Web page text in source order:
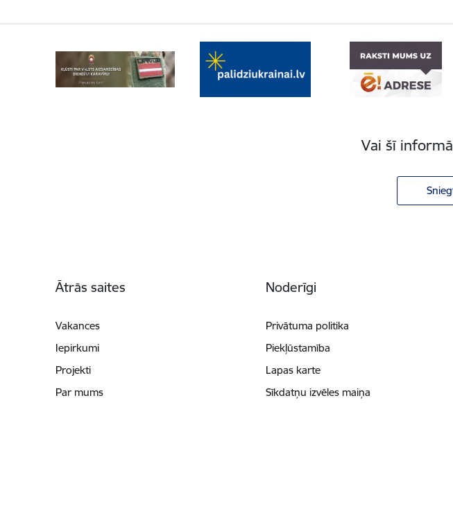
Vai šī
Ātrās saites
Vakances
Iepirkumi
Projekti
Par mums
Noderīgi
Privātuma politika
Piekļūstamība
Lapas karte
Sīkdatņu izvēles maiņa